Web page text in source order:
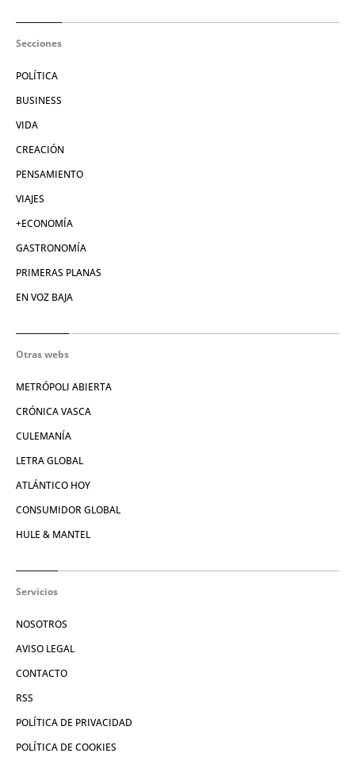
Secciones
POLÍTICA
BUSINESS
VIDA
CREACIÓN
PENSAMIENTO
VIAJES
+ECONOMÍA
GASTRONOMÍA
PRIMERAS PLANAS
EN VOZ BAJA
Otras webs
METRÓPOLI ABIERTA
CRÓNICA VASCA
CULEMANÍA
LETRA GLOBAL
ATLÁNTICO HOY
CONSUMIDOR GLOBAL
HULE & MANTEL
Servicios
NOSOTROS
AVISO LEGAL
CONTACTO
RSS
POLÍTICA DE PRIVACIDAD
POLÍTICA DE COOKIES